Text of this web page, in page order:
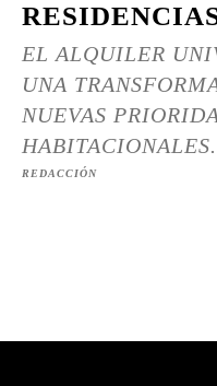
EL ALQUILER
UNA
NUEVAS
REDACCIÓN